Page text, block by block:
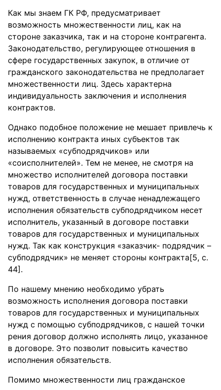
Как мы знаем ГК РФ, предусматривает
возможность множественности лиц, как на
стороне заказчика, так и на стороне контрагента.
Законодательство, регулирующее отношения в
сфере государственных закупок, в отличие от
гражданского законодательства не предполагает
множественности лиц. Здесь характерна
индивидуальность заключения и исполнения
контрактов.
Однако подобное положение не мешает привлечь к
исполнению контракта иных субъектов так
называемых «субподрядчиков» или
«соисполнителей». Тем не менее, не смотря на
множество исполнителей договора поставки
товаров для государственных и муниципальных
нужд, ответственность в случае ненадлежащего
исполнения обязательств субподрядчиком несет
исполнитель, указанный в договоре поставки
товаров для государственных и муниципальных
нужд. Так как конструкция «заказчик- подрядчик –
субподрядчик» не меняет стороны контракта[5, с.
44].
По нашему мнению необходимо убрать
возможность исполнения договора поставки
товаров для государственных и муниципальных
нужд с помощью субподрядчиков, с нашей точки
рения договор должно исполнять лицо, указанное
в договоре. Это позволит повысить качество
исполнения обязательств.
Помимо множественности лиц гражданское